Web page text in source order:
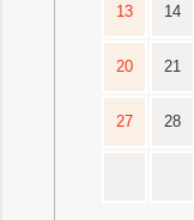
13 14
20 21
27 28